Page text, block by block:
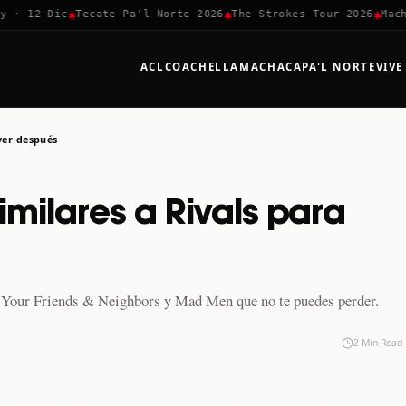
Dic ✱Tecate Pa'l Norte 2026✱The Strokes Tour 2026✱
ACLCOACHELLA MACHACAPA'L NORTE
después
a Rivals para
Friends & Neighbors y Mad Men que no te puedes perder.
2 Min Read